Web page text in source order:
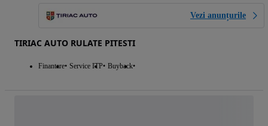
Vezi anunțurile
TIRIAC AUTO RULATE PITESTI
Finantare Service ITP Buyback